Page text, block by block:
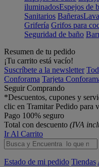
iluminadosEspejos de
Sanitarios Bañeras
Grifería Grifos para
Seguridad de baño
Resumen de tu pedido
¡Tu carrito está vacío!
Suscríbete a la newsletter
Conforama Tarjeta
Seguir Comprando
*Descuentos, cupones y
clic en Tramitar Pedido para
Pago 100% seguro
Total con descuento (IVA
Ir Al Carrito
Estado de mi pedido Tiendas